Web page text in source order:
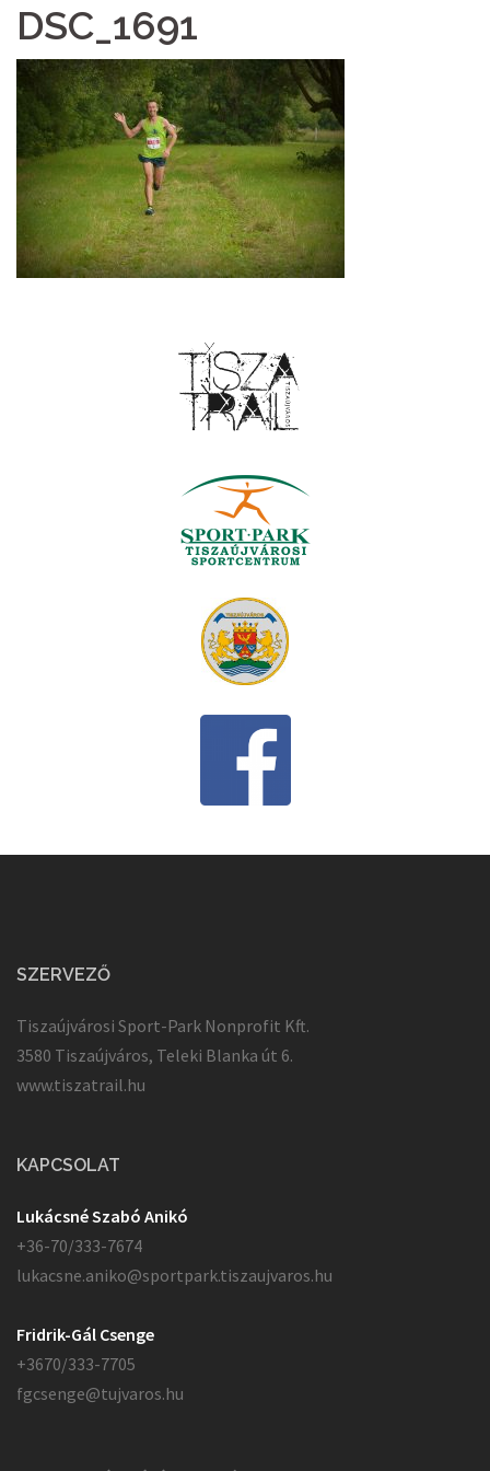
DSC_1691
SZERVEZŐ
Tiszaújvárosi Sport-Park Nonprofit Kft.
3580 Tiszaújváros, Teleki Blanka út 6.
www.tiszatrail.hu
KAPCSOLAT
Lukácsné Szabó Anikó
+36-70/333-7674
lukacsne.aniko@sportpark.tiszaujvaros.hu
Fridrik-Gál Csenge
+3670/333-7705
fgcsenge@tujvaros.hu